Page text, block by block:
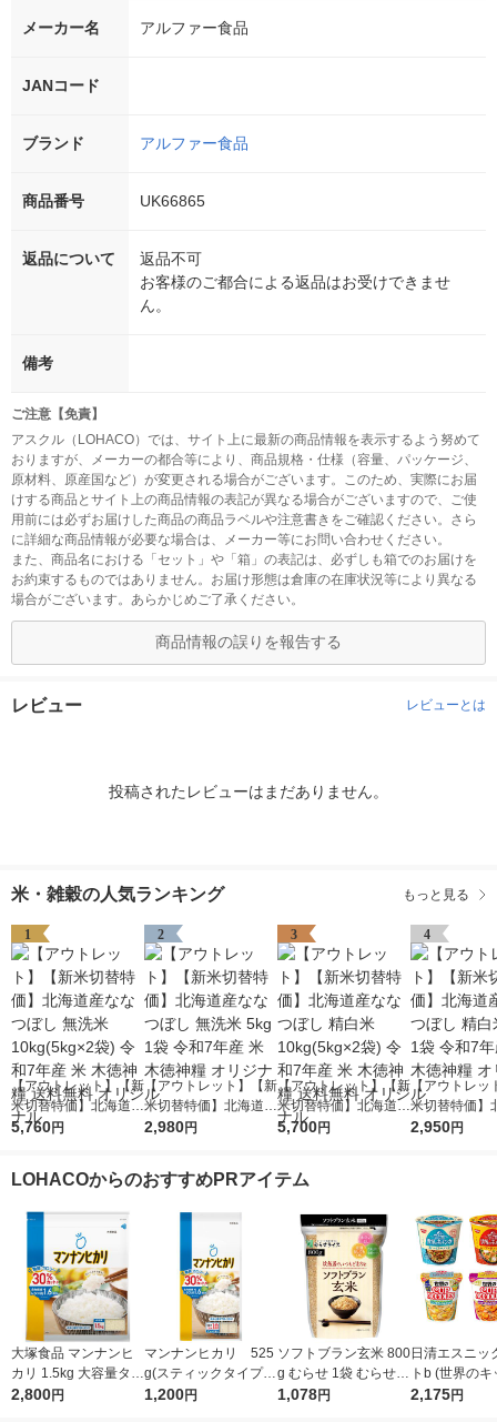
メーカー名 アルファー食品
JANコード
ブランド アルファー食品
商品番号 UK66865
返品について
返品不可
お客様のご都合による返品はお受けできませ
ん。
備考
ご注意【免責】
アスクル（LOHACO）では、サイト上に最新の商品情報を表示するよう努めて
おりますが、メーカーの都合等により、商品規格・仕様（容量、パッケージ、
原材料、原産国など）が変更される場合がございます。このため、実際にお届
けする商品とサイト上の商品情報の表記が異なる場合がございますので、ご使
用前には必ずお届けした商品の商品ラベルや注意書きをご確認ください。さら
に詳細な商品情報が必要な場合は、メーカー等にお問い合わせください。
また、商品名における「セット」や「箱」の表記は、必ずしも箱でのお届けを
お約束するものではありません。お届け形態は倉庫の在庫状況等により異なる
場合がございます。あらかじめご了承ください。
商品情報の誤りを報告する
レビュー レビューとは
投稿されたレビューはまだありません。
米・雑穀の人気ランキング もっと見る
1
【アウトレット】【新
米切替特価】北海道産
ななつぼし 無洗米 10
料 オリジナル
5,760円
2
【アウトレット】【新
米切替特価】北海道産
ななつぼし 無洗米 5k
2,980円
3
【アウトレット】【新
米切替特価】北海道産
ななつぼし 精白米 10
料 オリジナル
5,700円
4
【アウトレッ
米切替特価】
ななつぼし 精
2,950円
LOHACOからのおすすめPRアイテム
大塚食品 マンナンヒ
カリ 1.5kg 大容量タイ
プ (通販用)
2,800円
マンナンヒカリ 525
g(スティックタイプ)
1パック（75g×7本
1,200円
ソフトブラン玄米 800
g むらせ 1袋 むらせラ
イス 水洗いなし 浸透
1,078円
日清エスニッ
トb (世界のキ
カー2種2食+
2,175円